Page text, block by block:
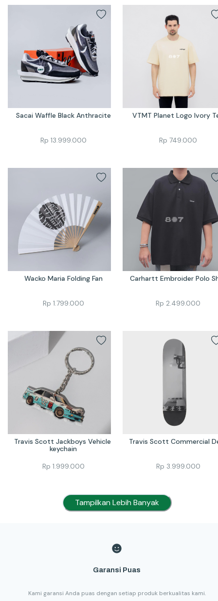
Sacai Waffle Black Anthracite
Rp 13.999.000
VTMT Planet Logo Ivory
Rp 749.000
Wacko Maria Folding Fan
Rp 1.799.000
Carhartt Embroider Polo
Rp 2.499.000
Travis Scott Jackboys Vehicle
keychain
Rp 1.999.000
Travis Scott Commercial
Rp 3.999.000
Tampilkan Lebih Banyak
Garansi Puas
Kami garansi Anda puas dengan setiap produk berkualitas kami.